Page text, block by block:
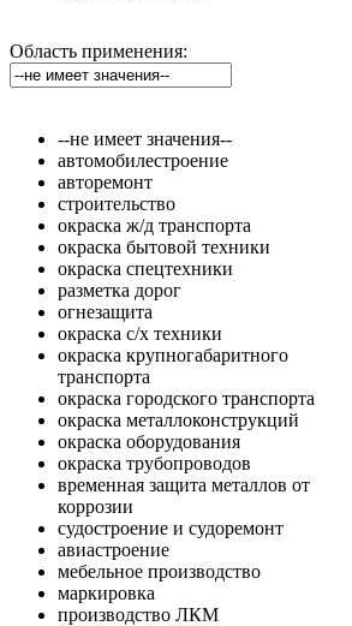
Область применения:
--не имеет значения--
автомобилестроение
авторемонт
строительство
окраска ж/д транспорта
окраска бытовой техники
окраска спецтехники
разметка дорог
огнезащита
окраска с/х техники
окраска крупногабаритного
транспорта
окраска городского транспорта
окраска металлоконструкций
окраска оборудования
окраска трубопроводов
временная защита металлов от
коррозии
судостроение и судоремонт
авиастроение
мебельное производство
маркировка
производство ЛКМ